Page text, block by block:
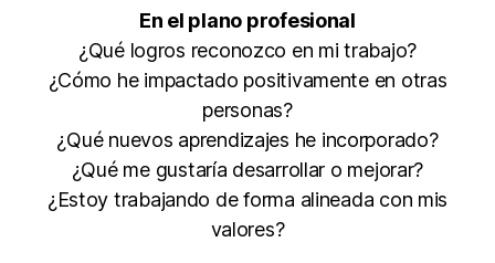
En el plano profesional
¿Qué logros reconozco en mi trabajo?
¿Cómo he impactado positivamente en otras
personas?
¿Qué nuevos aprendizajes he incorporado?
¿Qué me gustaría desarrollar o mejorar?
¿Estoy trabajando de forma alineada con mis
valores?